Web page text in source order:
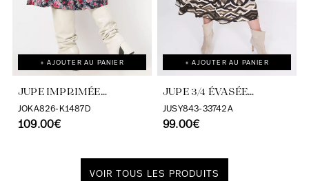
+ AJOUTER AU PANIER
JUPE IMPRIMÉE
BOUTONNÉE DEVANT
JOKA826-K1487D
109.00€
+ AJOUTER AU PANIER
JUPE 3/4 ÉVASÉE
IMPRIMÉ SATINÉ
JUSY843-33742A
99.00€
VOIR TOUS LES PRODUITS